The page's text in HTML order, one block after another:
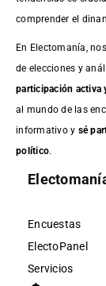
comprender el
En Electomanía,
de elecciones y
participación activa
al mundo de las
informativo y sé
político.
Encuestas
ElectoPanel
Servicios